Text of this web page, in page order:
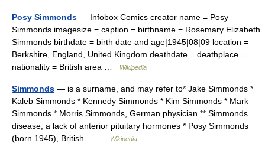
Posy Simmonds — Infobox Comics creator name = Posy
Simmonds imagesize = caption = birthname = Rosemary Elizabeth
Simmonds birthdate = birth date and age|1945|08|09 location =
Berkshire, England, United Kingdom deathdate = deathplace =
nationality = British area …
Wikipedia
Simmonds — is a surname, and may refer to* Jake Simmonds *
Kaleb Simmonds * Kennedy Simmonds * Kim Simmonds * Mark
Simmonds * Morris Simmonds, German physician ** Simmonds
disease, a lack of anterior pituitary hormones * Posy Simmonds
(born 1945), British… …
Wikipedia